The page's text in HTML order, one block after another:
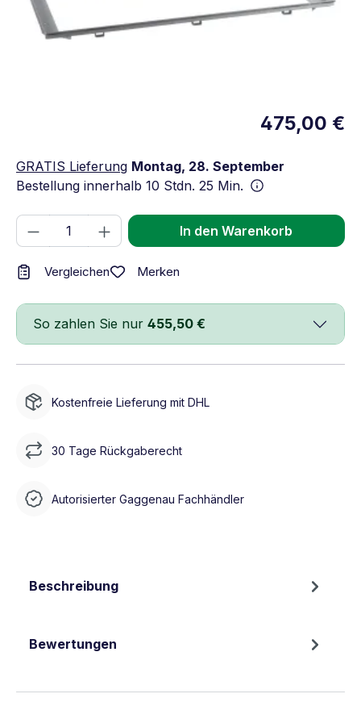
475,00 €
GRATIS Lieferung Montag, 28. September
Bestellung innerhalb 10 Stdn. 25 Min.
Produkt Anzahl: Gib den gewünschten
In den Warenkorb
Vergleichen Merken
So zahlen Sie nur 455,50 €
Kostenfreie Lieferung mit DHL
30 Tage Rückgaberecht
Autorisierter Gaggenau Fachhändler
Beschreibung
Bewertungen